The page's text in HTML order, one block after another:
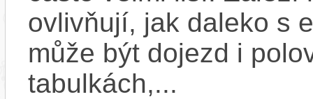
ovlivňují, jak daleko s
může být dojezd i
tabulkách,...